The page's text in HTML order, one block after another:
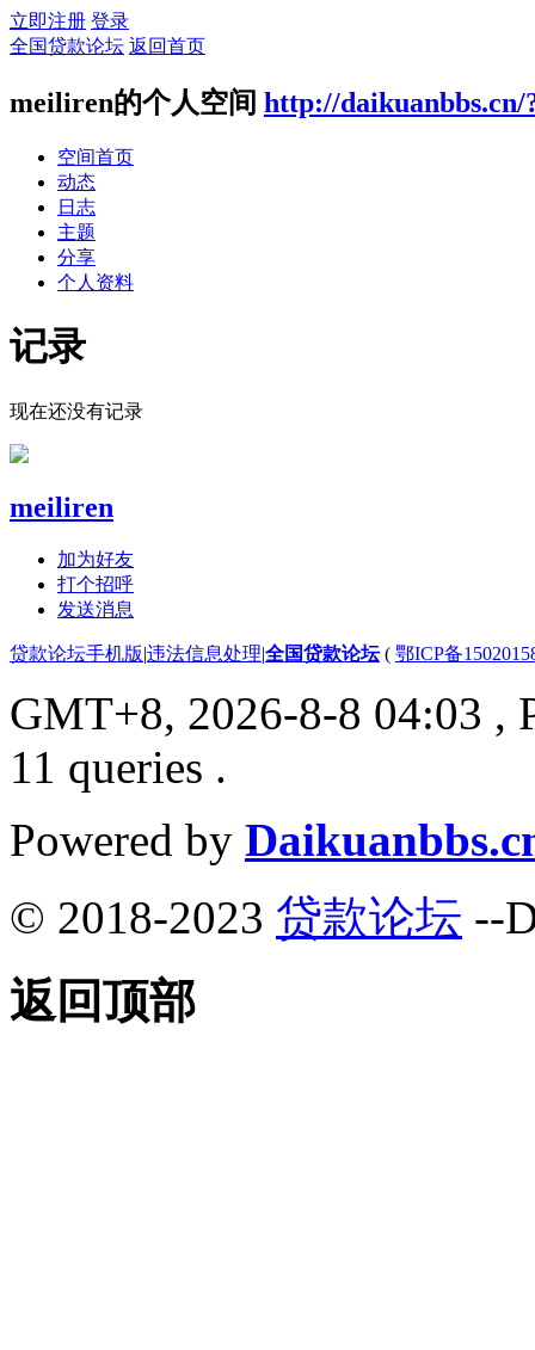
立即注册 登录
全国贷款论坛 返回首页
meiliren的个人空间 http://daikuanbbs.cn/
空间首页
动态
日志
主题
分享
个人资料
记录
现在还没有记录
meiliren
加为好友
打个招呼
发送消息
贷款论坛手机版|违法信息处理|全国贷款论坛( 鄂ICP备
GMT+8, 2026-8-8 04:03 ,
11 queries .
Powered by
© 2018-2023 贷款论坛 --
返回顶部